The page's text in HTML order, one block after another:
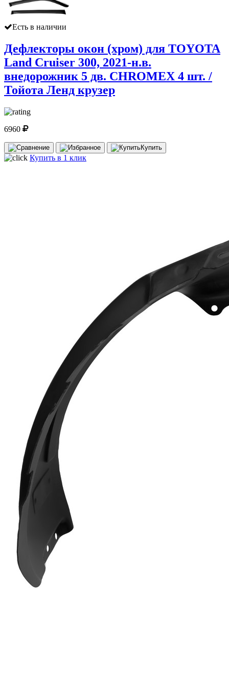
Есть в наличии
Дефлекторы окон (хром) для TOYOTA
Land Cruiser 300, 2021-н.в.
внедорожник 5 дв. CHROMEX 4 шт. /
Тойота Ленд крузер
6960
Купить
Купить в 1 клик